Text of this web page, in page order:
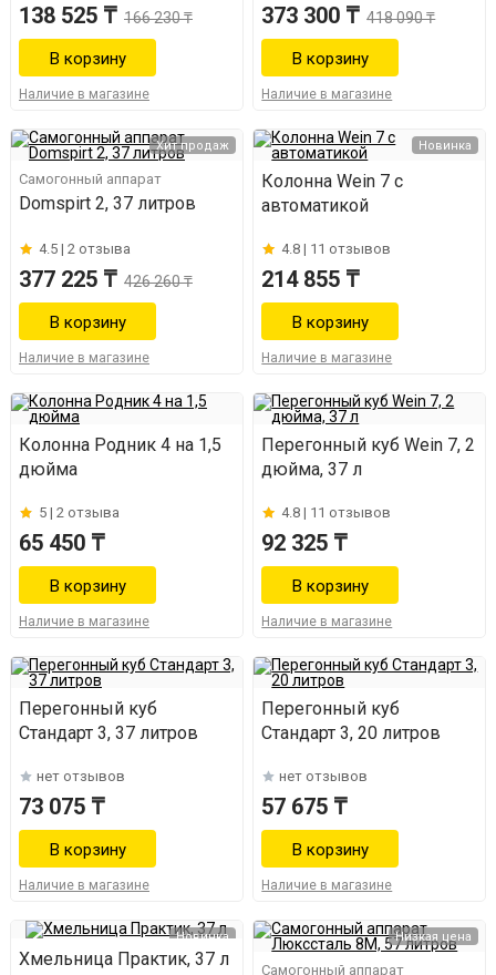
138 525 ₸ 166 230 ₸
Наличие в магазине
373 300 ₸ 418 090 ₸
Наличие в магазине
Хит продаж
Самогонный аппарат
Domspirt 2, 37 литров
4.5 | 2 отзыва
377 225 ₸ 426 260 ₸
Наличие в магазине
Новинка
Колонна Wein 7 с
автоматикой
4.8 | 11 отзывов
214 855 ₸
Наличие в магазине
Колонна Родник 4 на 1,5
дюйма
5 | 2 отзыва
65 450 ₸
Наличие в магазине
Перегонный куб Wein 7, 2
дюйма, 37 л
4.8 | 11 отзывов
92 325 ₸
Наличие в магазине
Перегонный куб
Стандарт 3, 37 литров
нет отзывов
73 075 ₸
Наличие в магазине
Перегонный куб
Стандарт 3, 20 литров
нет отзывов
57 675 ₸
Наличие в магазине
Новинка
Хмельница Практик, 37 л
Низкая цена
Самогонный аппарат